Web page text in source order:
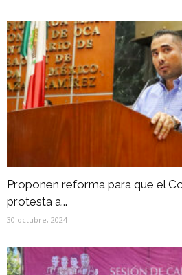
Proponen reforma para que el
protesta a...
30 octubre, 2024